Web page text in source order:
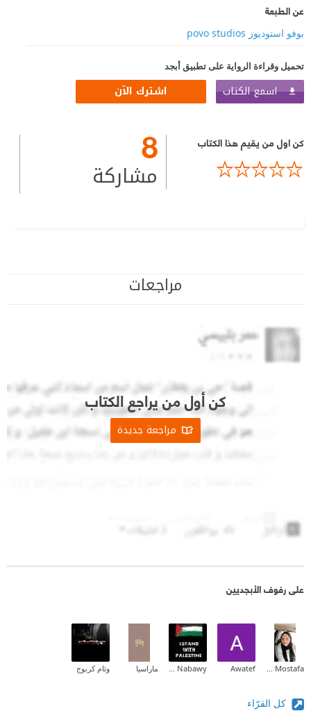
عن الطبعة
بوفو استوديوز povo studios
تحميل وقراءة الرواية على تطبيق أبجد
اسمع الكتاب اشترك الآن
كن اول من يقيم هذا الكتاب 8
مشاركة
مراجعات
كن أول من يراجع الكتاب
مراجعة جديدة
على رفوف الأبجديين
Awatef ماراسيا وئام كربوج
كل القرّاء